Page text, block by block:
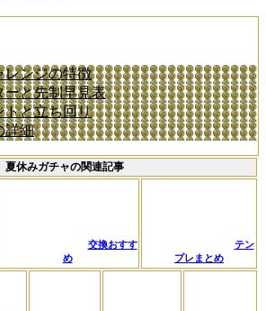
レンジの特徴
ーと先制早見表
トと立ち回り
詳細
夏休みガチャの関連記事
交換おすす
め
テン
プレまとめ